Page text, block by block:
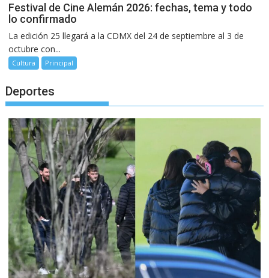
Festival de Cine Alemán 2026: fechas, tema y todo
lo confirmado
La edición 25 llegará a la CDMX del 24 de septiembre al 3 de
octubre con...
Cultura Principal
Deportes